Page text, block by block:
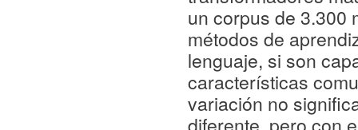
un corpus de 3.300
métodos de
lenguaje, si son
características
variación no